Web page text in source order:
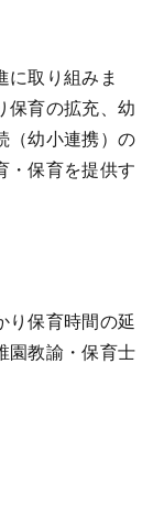
に取り組みま
保育の拡充、幼
（幼小連携）の
・保育を提供す
り保育時間の延
園教諭・保育士